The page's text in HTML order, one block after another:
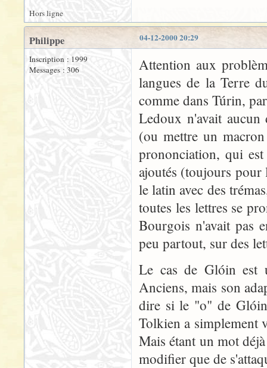
Hors ligne
04-12-2000 20:29
Philippe
Inscription : 1999
Messages : 306
Attention aux
langues de la Terre
comme dans Túrin,
Ledoux n'avait
(ou mettre un
prononciation, qui
ajoutés (toujours pour
le latin avec des
toutes les lettres se
Bourgois n'avait pas
peu partout, sur des
Le cas de Glóin est
Anciens, mais son
dire si le "o" de
Tolkien a
Mais étant un mot
modifier que de